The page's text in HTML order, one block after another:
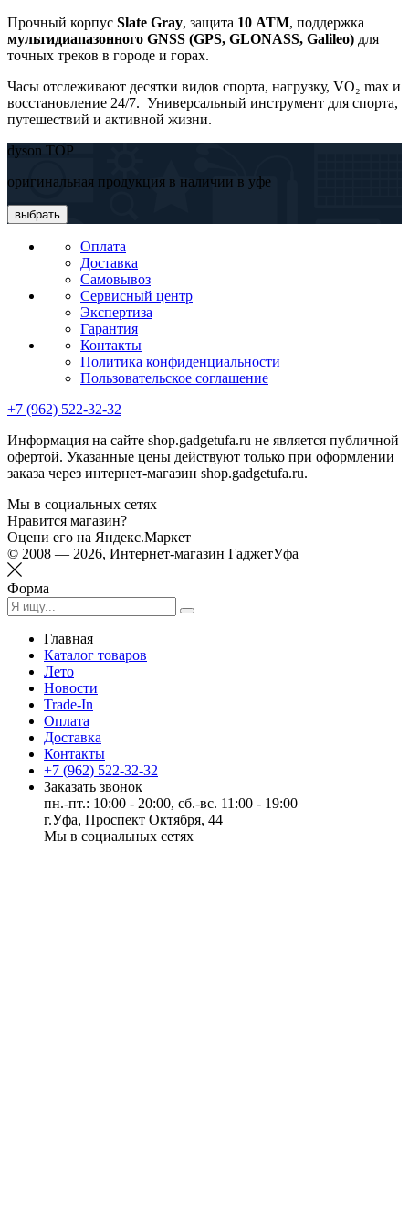
Прочный корпус Slate Gray, защита 10 ATM, поддержка
мультидиапазонного GNSS (GPS, GLONASS, Galileo) для
точных треков в городе и горах.
Часы отслеживают десятки видов спорта, нагрузку, VO₂ max и
восстановление 24/7. Универсальный инструмент для спорта,
путешествий и активной жизни.
dyson TOP
оригинальная продукция в наличии в уфе
выбрать
Оплата
Доставка
Самовывоз
Сервисный центр
Экспертиза
Гарантия
Контакты
Политика конфиденциальности
Пользовательское соглашение
+7 (962) 522-32-32
Информация на сайте shop.gadgetufa.ru не является публичной
офертой. Указанные цены действуют только при оформлении
заказа через интернет-магазин shop.gadgetufa.ru.
Мы в социальных сетях
Нравится магазин?
Оцени его на Яндекс.Маркет
© 2008 — 2026, Интернет-магазин ГаджетУфа
Форма
Главная
Каталог товаров
Лето
Новости
Trade-In
Оплата
Доставка
Контакты
+7 (962) 522-32-32
Заказать звонок
пн.-пт.: 10:00 - 20:00, сб.-вс. 11:00 - 19:00
г.Уфа, Проспект Октября, 44
Мы в социальных сетях